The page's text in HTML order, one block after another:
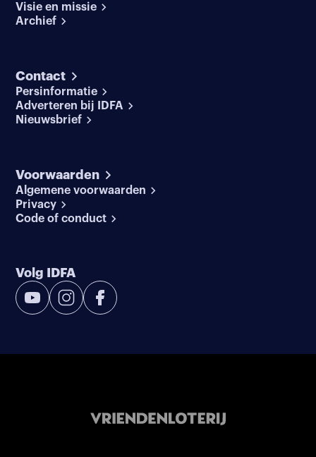
Visie en missie
Archief
Contact
Persinformatie
Adverteren bij IDFA
Nieuwsbrief
Voorwaarden
Algemene voorwaarden
Privacy
Code of conduct
Volg IDFA